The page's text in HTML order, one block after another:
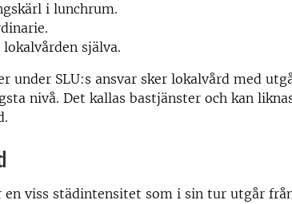
i lunchrum.
själva.
under SLU:s ansvar sker lokalvård med
nivå. Det kallas bastjänster och kan
viss städintensitet som i sin tur utgår